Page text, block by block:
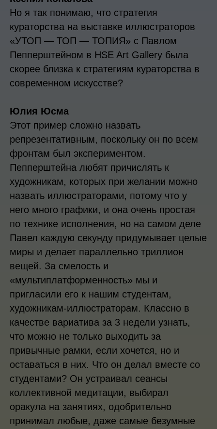
Но я так понимаю, что стратегия
кураторства на выставке иллюстраторов
«УТОП — ТОП — ТОПИЯ» с Павлом
Пепперштейном в HSE Art Gallery была
скорее близка к стратегиям кураторства в
современном искусстве?
Юлия Юсма
Этот пример сложно назвать
репрезентативным, поскольку он по всем
фронтам был экспериментом.
Пепперштейна любят причислять к
художникам, которых при желании можно
назвать иллюстраторами, потому что у
него много графики, и она очень простая
по технике исполнения, но на самом деле
Павел каждую секунду придумывает целые
миры и делает параллельно триллион
вещей. За смелость и
«мультиплатформенность» мы и
пригласили его к нашим студентам,
художникам-иллюстраторам. Классно в
качестве вариатива за 3 недели узнать,
что можно не только выходить за
привычные рамки, если хочется, но и
оставаться в них. Что он делал вместе со
студентами? Он устраивал сеансы
коллективной медитации, выбирал
оракула на занятиях, одобрительно
принимал любые, даже самые безумные